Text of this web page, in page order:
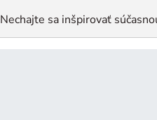
sa inšpirovať